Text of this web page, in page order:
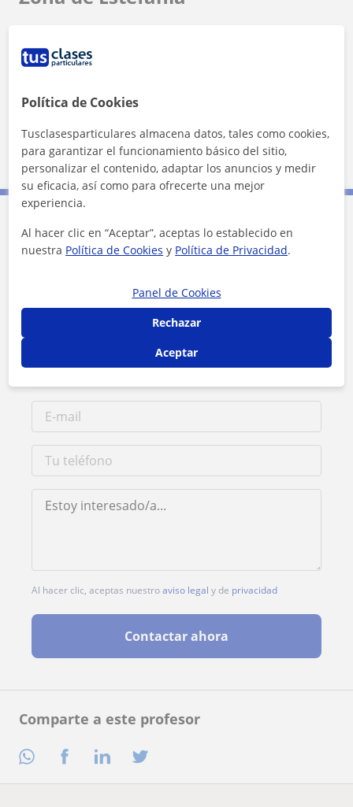
Comparte a este profesor
Coslada
Paracuellos de Jarama
Torrejón de Ardoz
Contacta con Estefanía
Al hacer clic, aceptas nuestroaviso legal y de privacidad
Contactar ahora
Política de Cookies
Tusclasesparticulares almacena datos, tales como cookies,
para garantizar el funcionamiento básico del sitio,
personalizar el contenido, adaptar los anuncios y medir
su eficacia, así como para ofrecerte una mejor
experiencia.
Al hacer clic en “Aceptar”, aceptas lo establecido en
nuestra Política de Cookies y Política de Privacidad.
Panel de Cookies
Rechazar
Aceptar